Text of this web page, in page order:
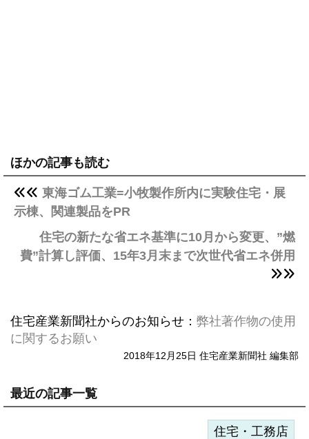
ほかの記事も読む
東海ゴム工業=小牧製作所内に実験住宅・展
示棟、関連製品をPR
住宅の新たな省エネ基準に10月から変更、”燃
費”計算し評価、15年3月末まで次世代省エネ併用
住宅産業新聞社からのお知らせ： 弊社著作物の使用
に関するお願い
2018年12月25日 住宅産業新聞社 編集部
最近の記事一覧
住宅・工務店